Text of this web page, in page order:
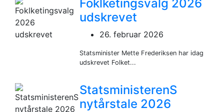
Foklketingsvalg 2026
udskrevet
26. februar 2026
Statsminister Mette Frederiksen har idag
udskrevet Folket...
StatsministerenS
nytårstale 2026